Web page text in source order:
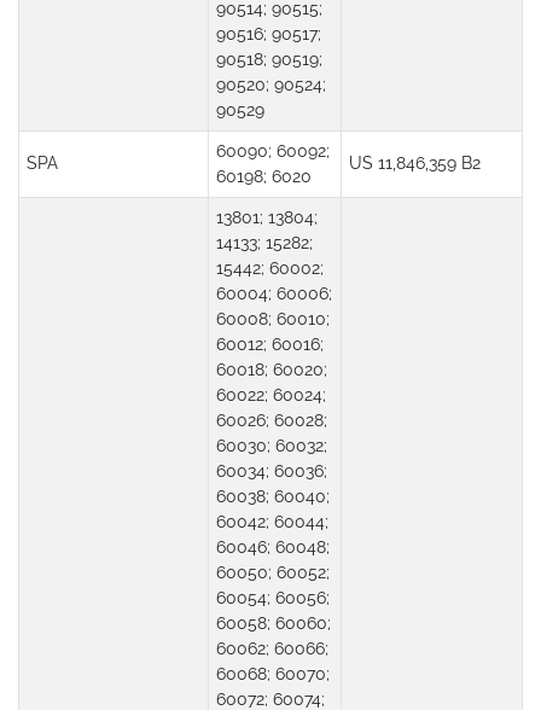
90514; 90515;
90516; 90517;
90518; 90519;
90520; 90524;
90529
SPA
60090; 60092;
60198; 6020
US 11,846,359 B2
13801; 13804;
14133; 15282;
15442; 60002;
60004; 60006;
60008; 60010;
60012; 60016;
60018; 60020;
60022; 60024;
60026; 60028;
60030; 60032;
60034; 60036;
60038; 60040;
60042; 60044;
60046; 60048;
60050; 60052;
60054; 60056;
60058; 60060;
60062; 60066;
60068; 60070;
60072; 60074;